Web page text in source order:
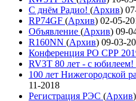
С днём Радио! (Архив)
RP74GF (Архив) 02-05-
Объявление (Архив) 09-
R160NN (Архив) 09-03-
Конференция РО СРР
RV3T 80 лет - с юбилеем!
100 лет Нижегородской
11-2018
Регистрация РЭС (Архив)